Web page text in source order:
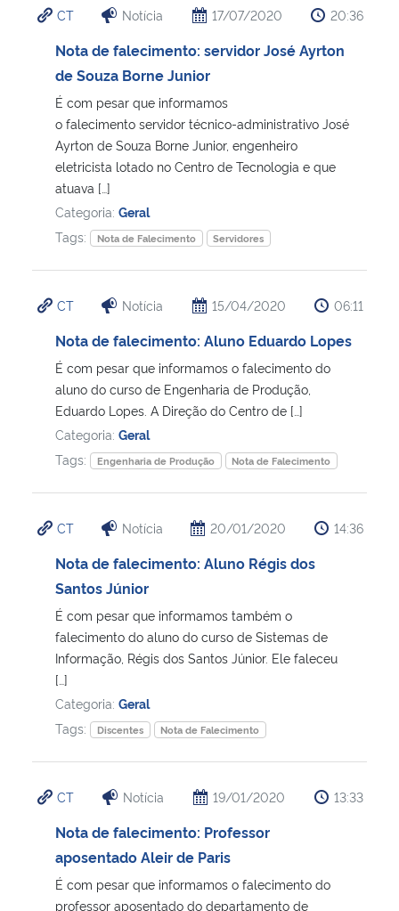
Ministério da Cidadania
Ministério de Minas e Energia
Ministério da Ciência, Tecnologia, Inovações e Comunicações
Ministério do Turismo
Ministério do Desenvolvimento Regional
Controladoria-Geral da União
Ministério da Mulher, da Família e dos Direitos Humanos
Secretaria-Geral
Gabinete de Segurança Institucional
Advocacia-Geral da União
Banco Central do Brasil
CT Notícia 17/07/2020 20:36
Nota de falecimento: servidor José Ayrton
de Souza Borne Junior
É com pesar que informamos
o falecimento servidor técnico-administrativo José
Ayrton de Souza Borne Junior, engenheiro
eletricista lotado no Centro de Tecnologia e que
atuava […]
Categoria: Geral
Tags:
Nota de Falecimento Servidores
CT Notícia 15/04/2020 06:11
Nota de falecimento: Aluno Eduardo Lopes
É com pesar que informamos o falecimento do
aluno do curso de Engenharia de Produção,
Eduardo Lopes. A Direção do Centro de […]
Categoria: Geral
Tags:
Engenharia de Produção Nota de Falecimento
CT Notícia 20/01/2020 14:36
Nota de falecimento: Aluno Régis dos
Santos Júnior
É com pesar que informamos também o
falecimento do aluno do curso de Sistemas de
Informação, Régis dos Santos Júnior. Ele faleceu
[…]
Categoria: Geral
Tags:
Discentes Nota de Falecimento
CT Notícia 19/01/2020 13:33
Nota de falecimento: Professor
aposentado Aleir de Paris
É com pesar que informamos o falecimento do
professor aposentado do departamento de